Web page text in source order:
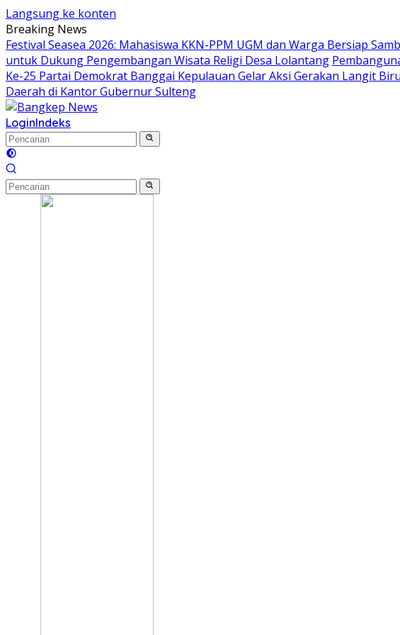
Langsung ke konten
Breaking News
Festival Seasea 2026: Mahasiswa KKN-PPM UGM dan Warga Bersiap
untuk Dukung Pengembangan Wisata Religi Desa Lolantang
Ke-25 Partai Demokrat Banggai Kepulauan Gelar Aksi Gerakan Langit
Daerah di Kantor Gubernur Sulteng
LoginIndeks